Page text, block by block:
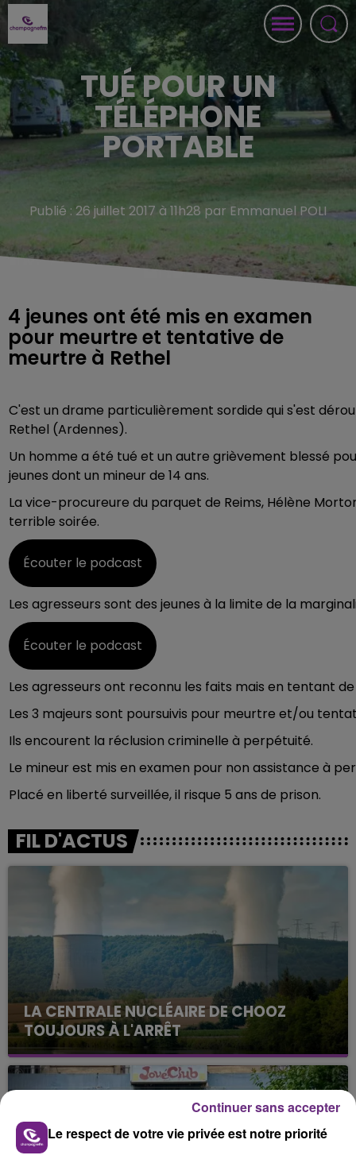
TUÉ POUR UN
TÉLÉPHONE
PORTABLE
Publié : 26 juillet 2017 à 11h28 par Emmanuel POLI
4 jeunes ont été mis en examen
pour meurtre et tentative de
meurtre à Rethel
C'est un drame particulièrement sordide qui s'est
Rethel (Ardennes).
Un homme a été tué et un autre grièvement blessé
jeunes dont un mineur de 14 ans.
La vice-procureure du parquet de Reims, Hélène
terrible soirée.
Écouter le podcast
Les agresseurs sont des jeunes à la limite de la
Écouter le podcast
Les agresseurs ont reconnu les faits mais en tentant
Les 3 majeurs sont poursuivis pour meurtre et/ou
Ils encourent la réclusion criminelle à perpétuité.
Le mineur est mis en examen pour non assistance à
Placé en liberté surveillée, il risque 5 ans de prison.
FIL D'ACTUS
LA CENTRALE NUCLÉAIRE DE CHOOZ
TOUJOURS À L'ARRÊT
Cela fait déjà une semaine que la centrale
nucléaire ardennaise est à l'arrêt. Une situation
justifiée par la sécheresse intense qui est toujours
Le respect de votre vie privée est notre priorité
Continuer sans accepter